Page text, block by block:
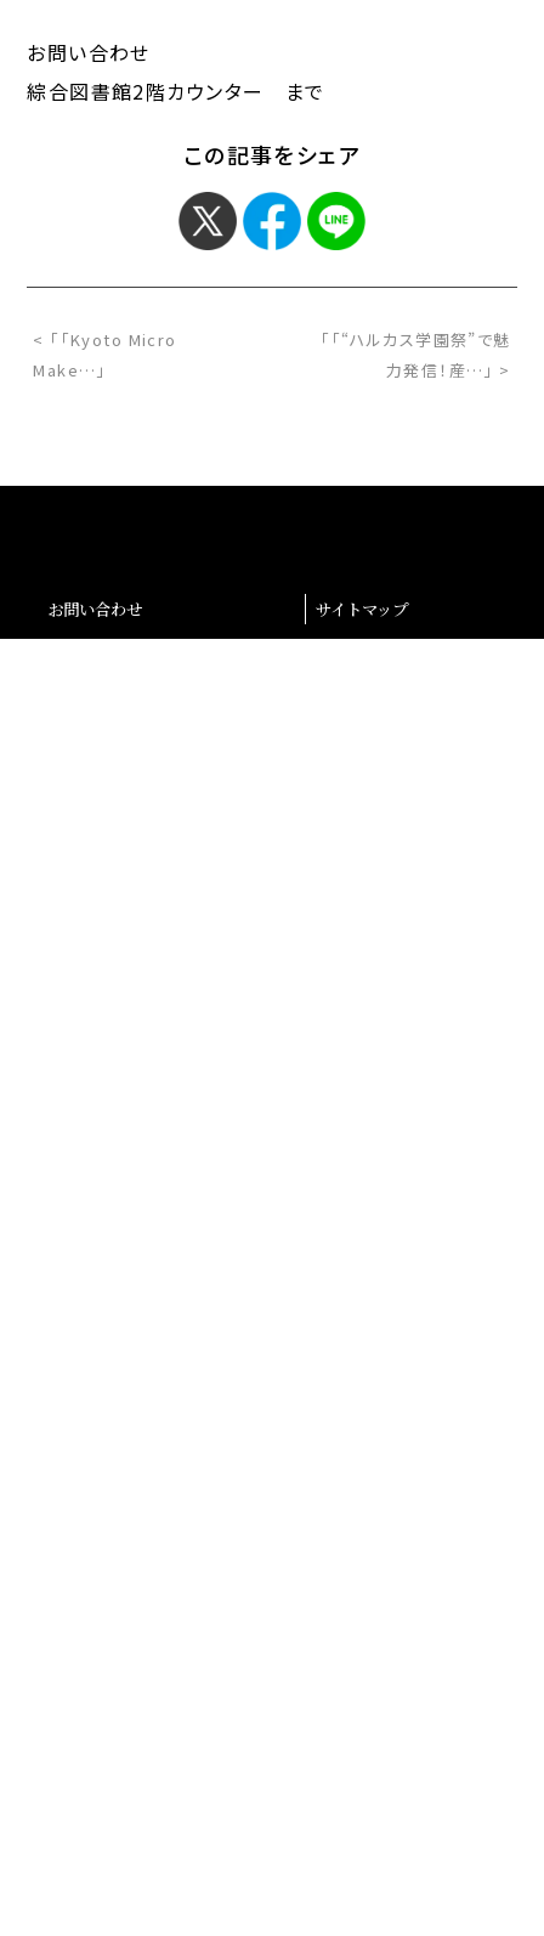
お問い合わせ
綜合図書館2階カウンター まで
この記事をシェア
< 「「Kyoto Micro
Make…」
「「“ハルカス学園祭”で魅
力発信！産…」 >
お問い合わせ サイトマップ